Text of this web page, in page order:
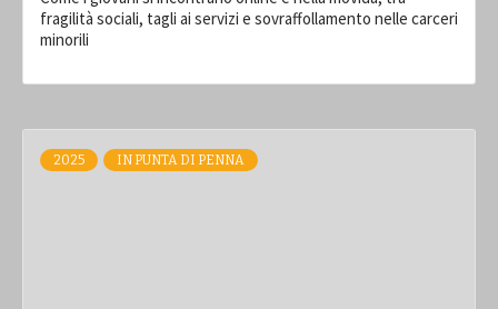
fragilità sociali, tagli ai servizi e sovraffollamento nelle carceri
minorili
2025 IN PUNTA DI PENNA